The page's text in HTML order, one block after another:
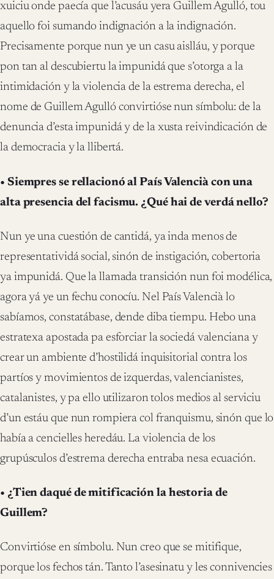
xuiciu onde paecía que l’acusáu yera Guillem Agulló, tou
aquello foi sumando indignación a la indignación.
Precisamente porque nun ye un casu aislláu, y porque
pon tan al descubiertu la impunidá que s’otorga a la
intimidación y la violencia de la estrema derecha, el
nome de Guillem Agulló convirtióse nun símbolu: de la
denuncia d’esta impunidá y de la xusta reivindicación de
la democracia y la llibertá.
• Siempres se rellacionó al País Valencià con una
alta presencia del facismu. ¿Qué hai de verdá nello?
Nun ye una cuestión de cantidá, ya inda menos de
representatividá social, sinón de instigación, cobertoria
ya impunidá. Que la llamada transición nun foi modélica,
agora yá ye un fechu conocíu. Nel País Valencià lo
sabíamos, constatábase, dende diba tiempu. Hebo una
estratexa apostada pa esforciar la sociedá valenciana y
crear un ambiente d’hostilidá inquisitorial contra los
partíos y movimientos de izquerdas, valencianistes,
catalanistes, y pa ello utilizaron tolos medios al serviciu
d’un estáu que nun rompiera col franquismu, sinón que lo
había a cencielles heredáu. La violencia de los
grupúsculos d’estrema derecha entraba nesa ecuación.
• ¿Tien daqué de mitificación la hestoria de
Guillem?
Convirtióse en símbolu. Nun creo que se mitifique,
porque los fechos tán. Tanto l’asesinatu y les connivencies